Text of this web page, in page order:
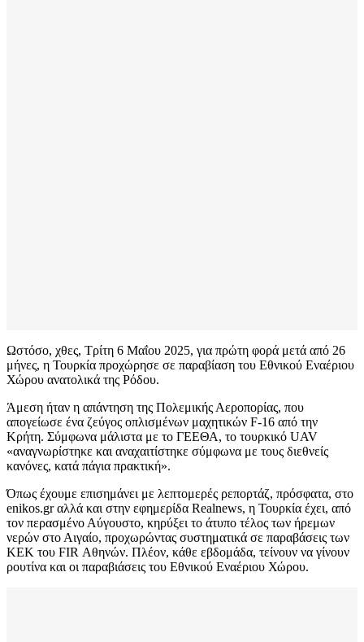
Ωστόσο, χθες, Τρίτη 6 Μαΐου 2025, για πρώτη φορά μετά από 26
μήνες, η Τουρκία προχώρησε σε παραβίαση του Εθνικού Εναέριου
Χώρου ανατολικά της Ρόδου.
Άμεση ήταν η απάντηση της Πολεμικής Αεροπορίας, που
απογείωσε ένα ζεύγος οπλισμένων μαχητικών F-16 από την
Κρήτη. Σύμφωνα μάλιστα με το ΓΕΕΘΑ, το τουρκικό UAV
«αναγνωρίστηκε και αναχαιτίστηκε σύμφωνα με τους διεθνείς
κανόνες, κατά πάγια πρακτική».
Όπως έχουμε επισημάνει με λεπτομερές ρεπορτάζ, πρόσφατα, στο
enikos.gr αλλά και στην εφημερίδα Realnews, η Τουρκία έχει, από
τον περασμένο Αύγουστο, κηρύξει το άτυπο τέλος των ήρεμων
νερών στο Αιγαίο, προχωρώντας συστηματικά σε παραβάσεις των
ΚΕΚ του FIR Αθηνών. Πλέον, κάθε εβδομάδα, τείνουν να γίνουν
ρουτίνα και οι παραβιάσεις του Εθνικού Εναέριου Χώρου.